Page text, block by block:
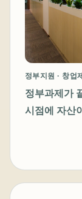
정부지원 · 창업
정부과제가
시점에 자산